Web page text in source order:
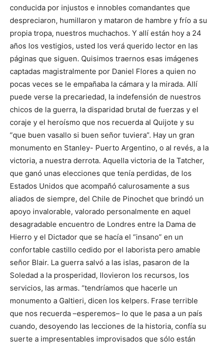
conducida por injustos e innobles comandantes que
despreciaron, humillaron y mataron de hambre y frío a su
propia tropa, nuestros muchachos. Y allí están hoy a 24
años los vestigios, usted los verá querido lector en las
páginas que siguen. Quisimos traernos esas imágenes
captadas magistralmente por Daniel Flores a quien no
pocas veces se le empañaba la cámara y la mirada. Allí
puede verse la precariedad, la indefensión de nuestros
chicos de la guerra, la disparidad brutal de fuerzas y el
coraje y el heroísmo que nos recuerda al Quijote y su
“que buen vasallo si buen señor tuviera”. Hay un gran
monumento en Stanley- Puerto Argentino, o al revés, a la
victoria, a nuestra derrota. Aquella victoria de la Tatcher,
que ganó unas elecciones que tenía perdidas, de los
Estados Unidos que acompañó calurosamente a sus
aliados de siempre, del Chile de Pinochet que brindó un
apoyo invalorable, valorado personalmente en aquel
desagradable encuentro de Londres entre la Dama de
Hierro y el Dictador que se hacía el “insano” en un
confortable castillo cedido por el laborista pero amable
señor Blair. La guerra salvó a las islas, pasaron de la
Soledad a la prosperidad, llovieron los recursos, los
servicios, las armas. “tendríamos que hacerle un
monumento a Galtieri, dicen los kelpers. Frase terrible
que nos recuerda –esperemos– lo que le pasa a un país
cuando, desoyendo las lecciones de la historia, confía su
suerte a impresentables improvisados que sólo están